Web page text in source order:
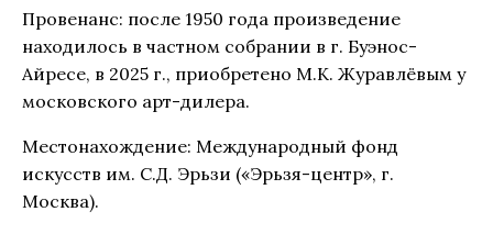
Провенанс: после 1950 года произведение
находилось в частном собрании в г. Буэнос-
Айресе, в 2025 г., приобретено М.К. Журавлёвым у
московского арт-дилера.
Местонахождение: Международный фонд
искусств им. С.Д. Эрьзи («Эрьзя-центр», г.
Москва).